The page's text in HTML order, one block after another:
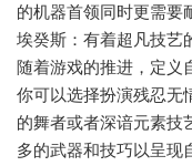
的机器首领同时更需要
埃癸斯：有着超凡技艺
随着游戏的推进，定义
你可以选择扮演残忍无
的舞者或者深谙元素技
多的武器和技巧以呈现